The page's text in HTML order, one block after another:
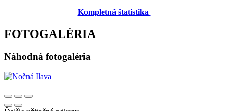
Kompletná štatistika
FOTOGALÉRIA
Náhodná fotogaléria